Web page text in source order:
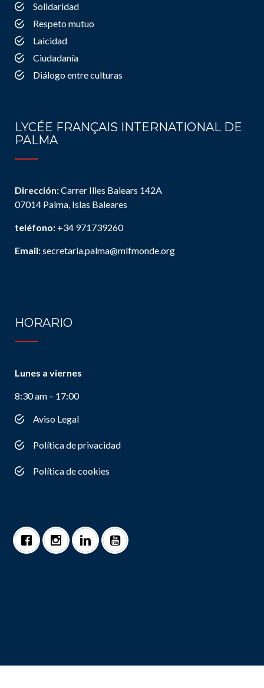
Solidaridad
Respeto mutuo
Laicidad
Ciudadanía
Diálogo entre culturas
LYCÉE FRANÇAIS INTERNATIONAL DE
PALMA
Dirección:Carrer Illes Balears 142A
07014 Palma, Islas Baleares
teléfono: +34 971739260
Email:secretaria.palma@mlfmonde.org
HORARIO
Lunes a viernes
8:30 am – 17:00
Aviso Legal
Política de privacidad
Política de cookies